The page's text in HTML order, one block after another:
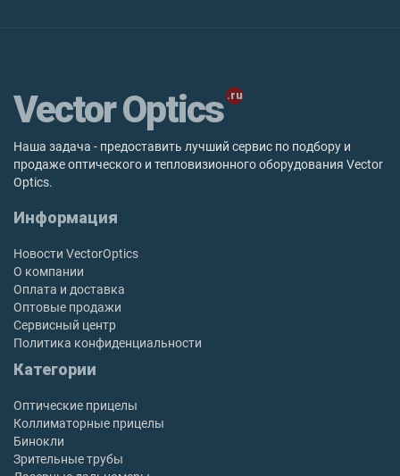
Vector Optics
Наша задача - предоставить лучший сервис по подбору и
продаже оптического и тепловизионного оборудования Vector
Optics.
Информация
Новости VectorOptics
О компании
Оплата и доставка
Оптовые продажи
Сервисный центр
Политика конфиденциальности
Категории
Оптические прицелы
Коллиматорные прицелы
Бинокли
Зрительные трубы